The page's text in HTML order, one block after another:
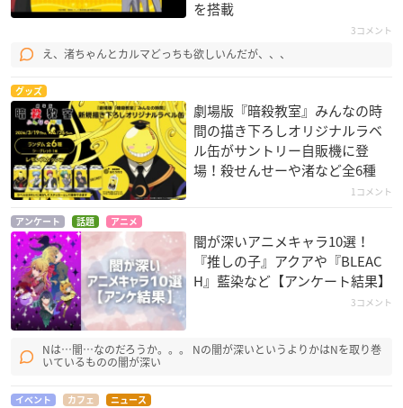
を搭載
3コメント
え、渚ちゃんとカルマどっちも欲しいんだが、、、
グッズ
劇場版『暗殺教室』みんなの時
間の描き下ろしオリジナルラベ
ル缶がサントリー自販機に登
場！殺せんせーや渚など全6種
1コメント
アンケート 話題 アニメ
闇が深いアニメキャラ10選！
『推しの子』アクアや『BLEAC
H』藍染など【アンケート結果】
3コメント
Nは…闇…なのだろうか。。。 Nの闇が深いというよりかはNを取り巻
いているものの闇が深い
イベント カフェ ニュース